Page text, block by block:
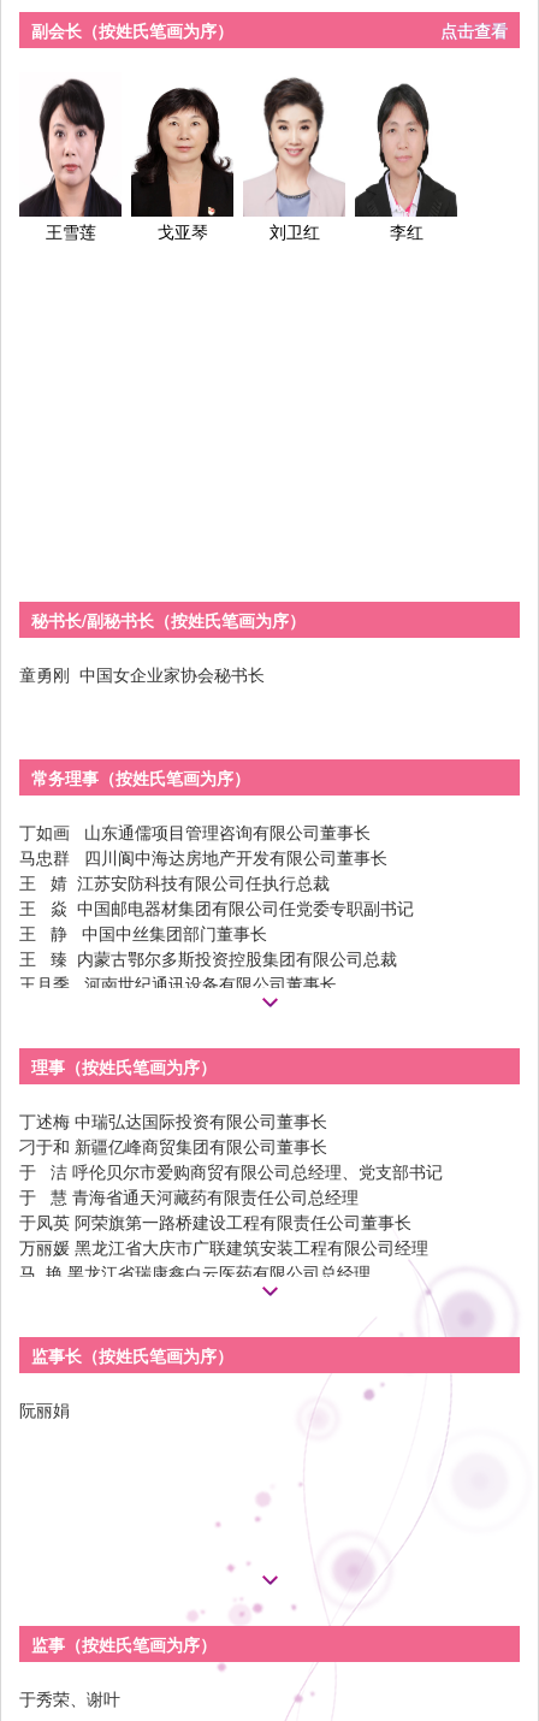
副会长（按姓氏笔画为序） 点击查看
王雪莲 戈亚琴 刘卫红 李红
薛 荣 瞿金叶
秘书长/副秘书长（按姓氏笔画为序）
童勇刚 中国女企业家协会秘书长
常务理事（按姓氏笔画为序）
丁如画 山东通儒项目管理咨询有限公司董事长
马忠群 四川阆中海达房地产开发有限公司董事长
王 婧 江苏安防科技有限公司任执行总裁
王 焱 中国邮电器材集团有限公司任党委专职副书记
王 静 中国中丝集团部门董事长
王 臻 内蒙古鄂尔多斯投资控股集团有限公司总裁
王月季 河南世纪通讯设备有限公司董事长
王伟娟 苏州江南名珠国际珠宝有限公司总经理
枣庄市女企业家协会会长
王青俊 山西利普拓煤机部件制造有限公司董事长
晋城市女企业家协会会长
王美贤 广州睿森生物科技有限公司董事长
王海云 广州亿账柜信息科技有限公司总经理
王雅筠 北京蕾光珠宝公司总经理
王嬿玲 中诚润驰建筑工程（北京）有限公司
韦飞燕 广西壮族自治区花红药业股份有限公司董事长
仉 昊 北京兴隆竹松梅商贸中心董事长
付红玲 江苏云意电气股份有限公司董事长
重庆市永川区女企业家协会会长
代淑梅 中溶科技股份有限公司董事长兼总经理
吕宝花 山东景明海洋科技股份有限公司董事长
吕爱辉 延边畜牧开发集团有限公司董事长
朱亚琴 宜兴市饮露山房陶瓷文化有限公司董事长
朱钟霞 广东绿日实业集团有限公司总经理、党支部书记
任金芳 江苏九州电器有限公司董事长
刘 易 大连恩埃斯楷轴承有限公司董事长
大连市女企业家协会会长
刘文华 通辽市振兴工贸有限责任公司董事长
刘西艳 西安坊上人清真餐饮有限公司董事长
刘雪蓉 青岛魅天使酒业有限公司董事长
关丽霞 黑龙江省不老源酒业有限责任公司董事长
理事（按姓氏笔画为序）
丁述梅 中瑞弘达国际投资有限公司董事长
刁于和 新疆亿峰商贸集团有限公司董事长
于 洁 呼伦贝尔市爱购商贸有限公司总经理、党支部书记
于 慧 青海省通天河藏药有限责任公司总经理
于凤英 阿荣旗第一路桥建设工程有限责任公司董事长
万丽媛 黑龙江省大庆市广联建筑安装工程有限公司经理
马 艳 黑龙江省瑞康鑫白云医药有限公司总经理
齐齐哈尔市女企业家协会会长
马红菊 河南通达电缆股份有限公司董事长
洛阳市女企业家协会会长
马英会 河北金利康科技集团有限公司董事长
马晓华 北京益赛尔口腔诊所有限公司董事长
马菁菁 北京晴朗一州文化传播有限公司董事长
王 平 蓬莱渤海大酒店任总经理
王 华 北京创佳美装饰工程有限公司经理
王 利 亮剑开拓文化发展（北京）有限公司总经理
王 彤 沈阳金晨伟业冷暖设备有限公司董事长
王 威 长春市南关市政建设股份有限公司董事长
王 馨 北京都市农汇农业科技发展有限公司董事长
王文卓 明德慧智科技咨询（北京）有限公司董事长
王文霞 晋城市辉昊煤安科技有限公司董事长
王玉风 东营市小周酒水有限公司董事长
监事长（按姓氏笔画为序）
阮丽娟
监事（按姓氏笔画为序）
于秀荣、谢叶